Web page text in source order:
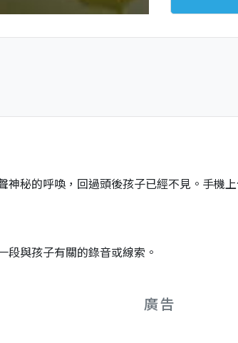
秘的呼喚，回過頭後孩子已經不見。手機
與孩子有關的錄音或線索。
廣告